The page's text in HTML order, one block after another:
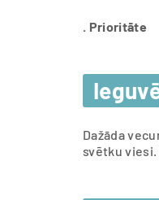
. Prioritāte
Dažāda
svētku